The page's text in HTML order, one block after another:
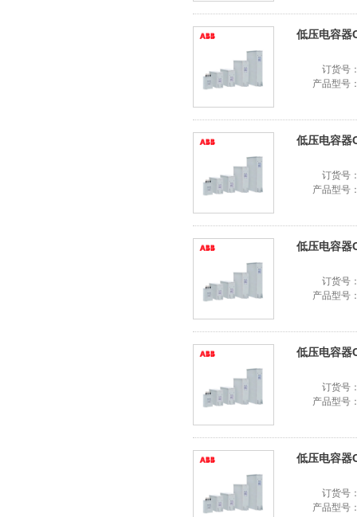
低压电容器
订货号
产品型号
低压电容器
订货号
产品型号
低压电容器
订货号
产品型号
低压电容器
订货号
产品型号
低压电容器
订货号
产品型号